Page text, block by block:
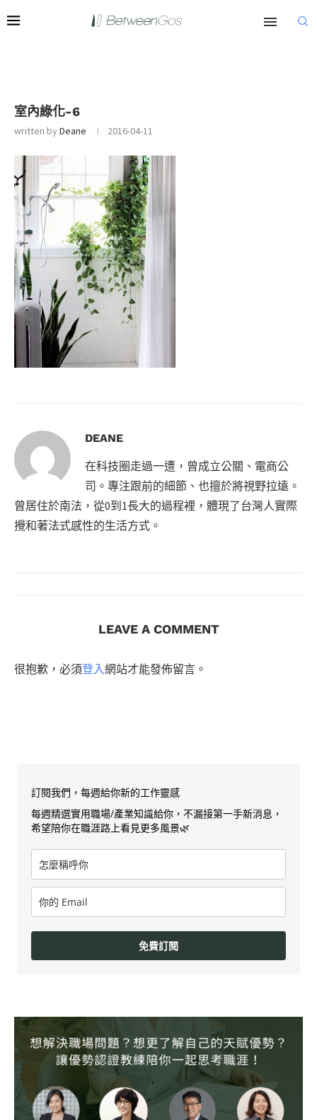
室內綠化-6
written byDeane 2016-04-11
DEANE
在科技圈走過一遭，曾成立公關、電商公
司。專注跟前的細節、也擅於將視野拉遠。
曾居住於南法，從0到1長大的過程裡，體現了台灣人實際
攪和著法式感性的生活方式。
LEAVE A COMMENT
很抱歉，必須登入網站才能發佈留言。
訂閱我們，每週給你新的工作靈感
每週精選實用職場/產業知識給你，不漏接第一手新消息，
希望陪你在職涯路上看見更多風景🌿
免費訂閱